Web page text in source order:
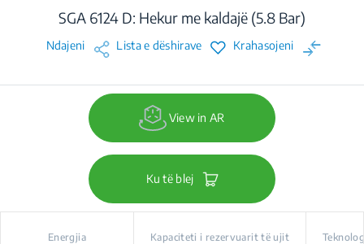
SGA 6124 D: Hekur me kaldajë (5.8 Bar)
Ndajeni Lista e dëshirave Krahasojeni
View in AR
Ku të blej
Energjia Kapaciteti i rezervuarit të ujit